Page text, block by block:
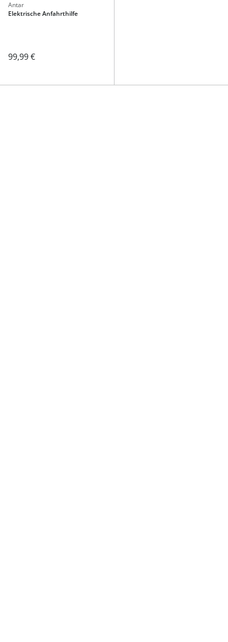
Antar
Elektrische Anfahrthilfe
99,99 €